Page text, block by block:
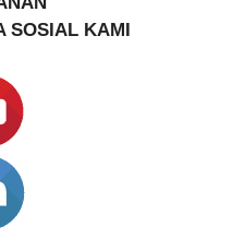
SOSIAL KAMI